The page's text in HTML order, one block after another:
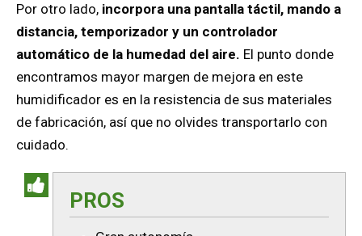
Por otro lado, incorpora una pantalla táctil, mando a
distancia, temporizador y un controlador
automático de la humedad del aire. El punto donde
encontramos mayor margen de mejora en este
humidificador es en la resistencia de sus materiales
de fabricación, así que no olvides transportarlo con
cuidado.
PROS